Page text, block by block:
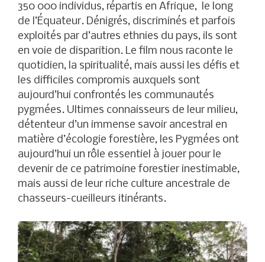
350 000 individus, répartis en Afrique, le long
de l’Équateur. Dénigrés, discriminés et parfois
exploités par d’autres ethnies du pays, ils sont
en voie de disparition. Le film nous raconte le
quotidien, la spiritualité, mais aussi les défis et
les difficiles compromis auxquels sont
aujourd’hui confrontés les communautés
pygmées. Ultimes connaisseurs de leur milieu,
détenteur d’un immense savoir ancestral en
matière d’écologie forestière, les Pygmées ont
aujourd’hui un rôle essentiel à jouer pour le
devenir de ce patrimoine forestier inestimable,
mais aussi de leur riche culture ancestrale de
chasseurs-cueilleurs itinérants.